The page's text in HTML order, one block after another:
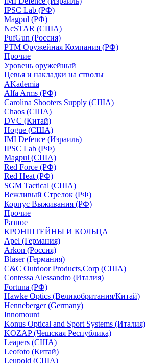
IPSC Lab (РФ)
Magpul (РФ)
NcSTAR (США)
PufGun (Россия)
РТМ Оружейная Компания (РФ)
Прочие
Уровень оружейный
Цевья и накладки на стволы
AKademia
Alfa Arms (РФ)
Carolina Shooters Supply (США)
Chaos (США)
DVC (Китай)
Hogue (США)
IMI Defence (Израиль)
IPSC Lab (РФ)
Magpul (США)
Red Force (РФ)
Red Heat (РФ)
SGM Tactical (США)
Вежливый Стрелок (РФ)
Корпус Выживания (РФ)
Прочие
Разное
КРОНШТЕЙНЫ И КОЛЬЦА
Apel (Германия)
Arkon (Россия)
Blaser (Германия)
C&C Outdoor Products,Corp (США)
Contessa Alessandro (Италия)
Fortuna (РФ)
Hawke Optics (Великобритания/Китай)
Henneberger (Germany)
Innomount
Konus Optical and Sport Systems (Италия)
KOZAP (Чешская Республика)
Leapers (США)
Leofoto (Китай)
Leupold (США)